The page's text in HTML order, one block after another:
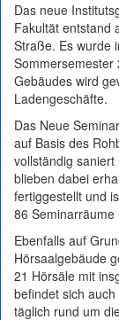
Das neue
Fakultät entstand
Straße. Es wurde
Sommersemester
Gebäudes wird
Ladengeschäfte.
Das Neue
auf Basis des
vollständig
blieben dabei
fertiggestellt und
86 Seminarräume
Ebenfalls auf
Hörsaalgebäude
21 Hörsäle mit
befindet sich
täglich rund um